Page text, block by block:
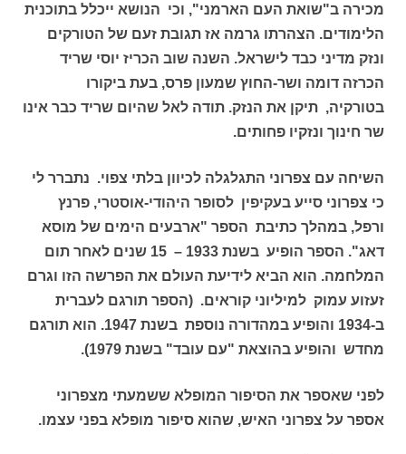
מכירה ב"שואת העם הארמני", וכי הנושא ייכלל בתוכנית
הלימודים. הצהרתו גרמה אז תגובת זעם של הטורקים
ונזק מדיני כבד לישראל. השנה שוב הכריז יוסי שריד
הכרזה דומה ושר-החוץ שמעון פרס, בעת ביקורו
בטורקיה, תיקן את הנזק. תודה לאל שהיום שריד כבר אינו
שר חינוך ונזקיו פחותים.
השיחה עם צפרוני התגלגלה לכיוון בלתי צפוי. נתברר לי
כי צפרוני סייע בעקיפין לסופר היהודי-אוסטרי, פרנץ
ורפל, במהלך כתיבת הספר "ארבעים הימים של מוסא
דאג". הספר הופיע בשנת 1933 – 15 שנים לאחר תום
המלחמה. הוא הביא לידיעת העולם את הפרשה הזו וגרם
זעזוע עמוק למיליוני קוראים. (הספר תורגם לעברית
ב-1934 והופיע במהדורה נוספת בשנת 1947. הוא תורגם
מחדש והופיע בהוצאת "עם עובד" בשנת 1979).
לפני שאספר את הסיפור המופלא ששמעתי מצפרוני
אספר על צפרוני האיש, שהוא סיפור מופלא בפני עצמו.